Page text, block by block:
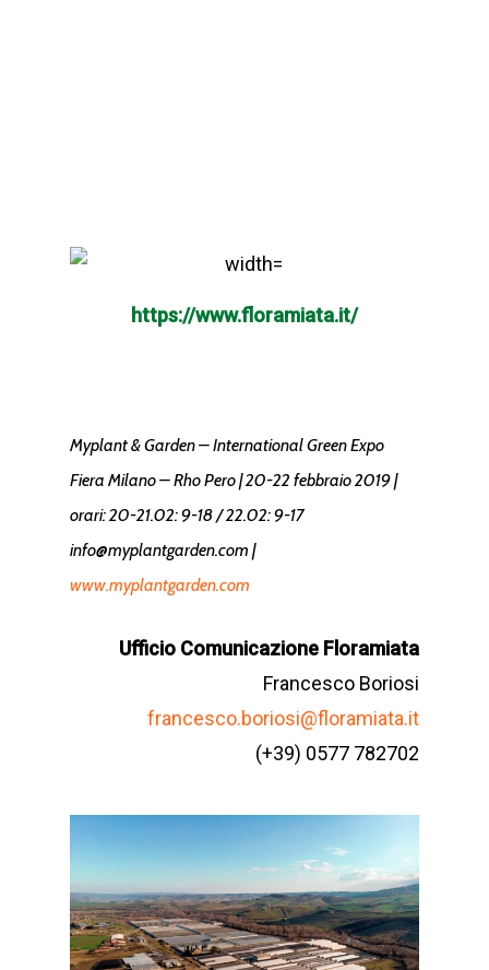
https://www.floramiata.it/
Myplant & Garden – International Green Expo
Fiera Milano – Rho Pero | 20-22 febbraio 2019 |
orari: 20-21.02: 9-18 / 22.02: 9-17
info@myplantgarden.com |
www.myplantgarden.com
Ufficio Comunicazione Floramiata
Francesco Boriosi
francesco.boriosi@floramiata.it
(+39) 0577 782702